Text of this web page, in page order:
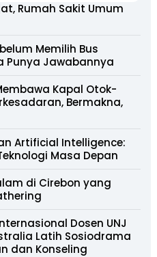
Rumah Sakit Umum
Memilih Bus
Punya Jawabannya
Kapal Otok-
Bermakna,
Artificial Intelligence:
Masa Depan
di Cirebon yang
Dosen UNJ
Latih Sosiodrama
dan Konseling